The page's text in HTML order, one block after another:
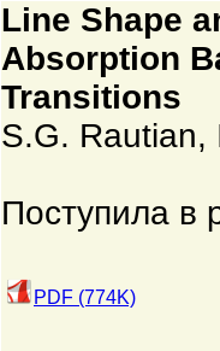
Line Shape
Absorption
Transitions
S.G. Rautian,
Поступила в
PDF (774K)